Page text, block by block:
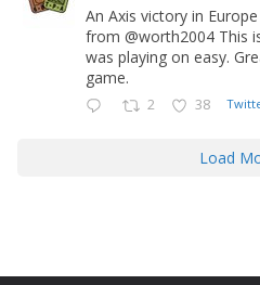
An Axis victory in
from @worth2004 This
was playing on easy.
game.
2 38
Load